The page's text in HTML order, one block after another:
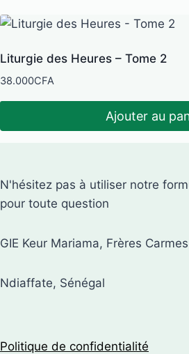
Liturgie des Heures – Tome 2
38.000CFA
Ajouter au
N'hésitez pas à utiliser notre
pour toute question
GIE Keur Mariama, Frères
Ndiaffate, Sénégal
Politique de confidentialité